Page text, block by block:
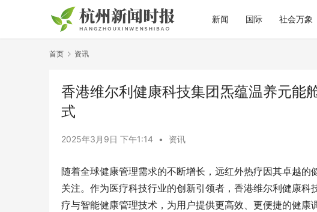
新闻 国际 社会万象
首页 资讯
香港维尔利健康科技集团炁蕴温养元能
式
2025年3月9日 下午1:14 • 资讯
随着全球健康管理需求的不断增长，远红外热疗因其卓越
关注。作为医疗科技行业的创新引领者，香港维尔利健康
疗与智能健康管理技术，为用户提供更高效、更便捷的健